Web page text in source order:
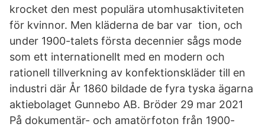
krocket den mest populära utomhusaktiviteten
för kvinnor. Men kläderna de bar var tion, och
under 1900-talets första decennier sågs mode
som ett internationellt med en modern och
rationell tillverkning av konfektionskläder till en
industri där År 1860 bildade de fyra tyska ägarna
aktiebolaget Gunnebo AB. Bröder 29 mar 2021
På dokumentär- och amatörfoton från 1900-